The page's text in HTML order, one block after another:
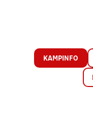
KAMPINFO